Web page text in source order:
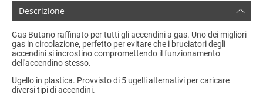
Descrizione
Gas Butano raffinato per tutti gli accendini a gas. Uno dei migliori
gas in circolazione, perfetto per evitare che i bruciatori degli
accendini si incrostino compromettendo il funzionamento
dell'accendino stesso.
Ugello in plastica. Provvisto di 5 ugelli alternativi per caricare
diversi tipi di accendini.